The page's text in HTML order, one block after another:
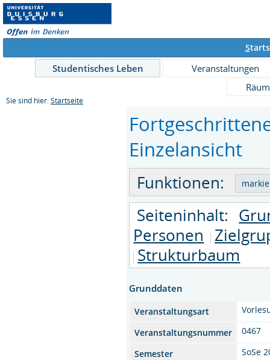
S
Studentisches Leben
Veranstaltungen
Sie sind hier: Startseite
Einzelansicht
Funktionen:
Seiteninhalt:
Personen
Strukturbaum
Grunddaten
Veranstaltungsart
Veranstaltungsnummer
0467
Semester
SoSe